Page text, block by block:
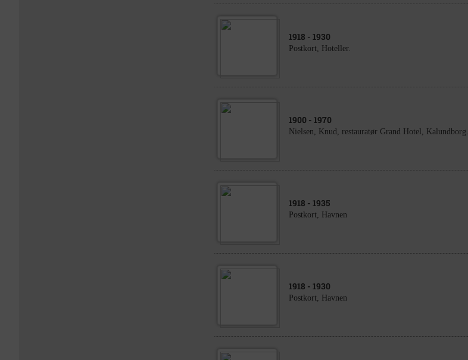
1918 - 1930
Postkort, Hoteller.
1900 - 1970
Nielsen, Knud, restauratør Grand Hotel, Kalundborg.
1918 - 1935
Postkort, Havnen
1918 - 1930
Postkort, Havnen